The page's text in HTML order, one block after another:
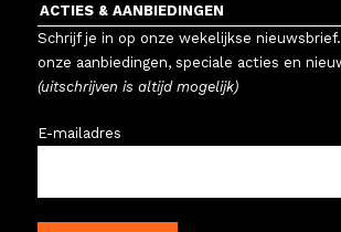
ACTIES & AANBIEDINGEN
Schrijf je in op onze wekelijkse
onze aanbiedingen, speciale acties en
(uitschrijven is altijd mogelijk)
E-mailadres